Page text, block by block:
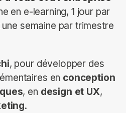
en e-learning, 1 jour par
semaine par trimestre
, pour développer des
en conception
, en design et UX,
.